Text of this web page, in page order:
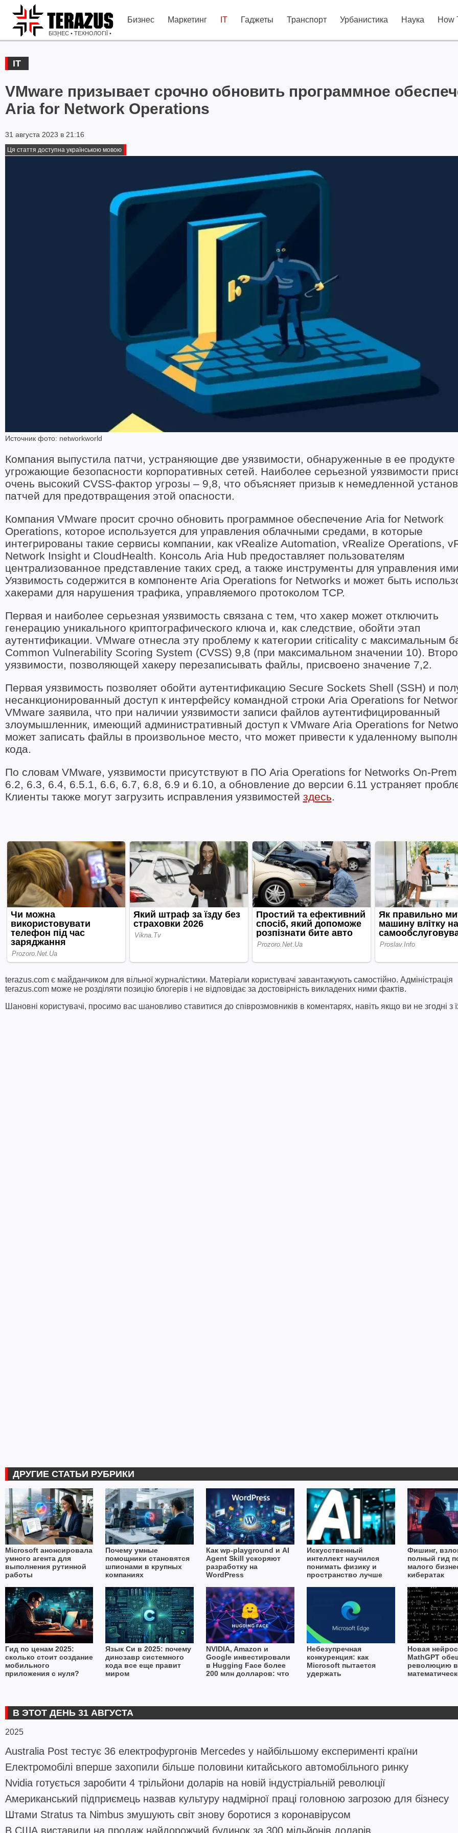
БІЗНЕС • ТЕХНОЛОГІЇ •
ІДЕЇ
Бизнес Маркетинг IT Гаджеты Транспорт Урбанистика Наука How
IT
VMware призывает срочно обновить программное
Aria for Network Operations
31 августа 2023 в 21:16
Ця стаття доступна українською мовою
Источник фото: networkworld
Компания выпустила патчи, устраняющие две уязвимости, обнаруженные в ее продукте
угрожающие безопасности корпоративных сетей. Наиболее серьезной уязвимости
очень высокий CVSS-фактор угрозы – 9,8, что объясняет призыв к немедленной
патчей для предотвращения этой опасности.
Компания VMware просит срочно обновить программное обеспечение Aria for Network
Operations, которое используется для управления облачными средами, в которые
интегрированы такие сервисы компании, как vRealize Automation, vRealize Operations,
Network Insight и CloudHealth. Консоль Aria Hub предоставляет пользователям
централизованное представление таких сред, а также инструменты для управления
Уязвимость содержится в компоненте Aria Operations for Networks и может быть
хакерами для нарушения трафика, управляемого протоколом TCP.
Первая и наиболее серьезная уязвимость связана с тем, что хакер может отключить
генерацию уникального криптографического ключа и, как следствие, обойти этап
аутентификации. VMware отнесла эту проблему к категории criticality с максимальным
Common Vulnerability Scoring System (CVSS) 9,8 (при максимальном значении 10).
уязвимости, позволяющей хакеру перезаписывать файлы, присвоено значение 7,2.
Первая уязвимость позволяет обойти аутентификацию Secure Sockets Shell (SSH) и
несанкционированный доступ к интерфейсу командной строки Aria Operations for
VMware заявила, что при наличии уязвимости записи файлов аутентифицированный
злоумышленник, имеющий административный доступ к VMware Aria Operations for
может записать файлы в произвольное место, что может привести к удаленному
кода.
По словам VMware, уязвимости присутствуют в ПО Aria Operations for Networks On-
6.2, 6.3, 6.4, 6.5.1, 6.6, 6.7, 6.8, 6.9 и 6.10, а обновление до версии 6.11 устраняет
Клиенты также могут загрузить исправления уязвимостей здесь.
terazus.com є майданчиком для вільної журналістики. Матеріали користувачі завантажують самостійно. Адміністрація
terazus.com може не розділяти позицію блогерів і не відповідає за достовірність викладених ними фактів.
Шановні користувачі, просимо вас шановливо ставитися до співрозмовників в коментарях, навіть якщо ви не згодні з
ДРУГИЕ СТАТЬИ РУБРИКИ
Microsoft анонсировала
умного агента для
выполнения рутинной
работы
Почему умные
помощники становятся
шпионами в крупных
компаниях
Как wp-playground и AI
Agent Skill ускоряют
разработку на
WordPress
Искусственный
интеллект научился
понимать физику и
пространство лучше
Фишинг,
полный гид
малого
кибератак
Гид по ценам 2025:
сколько стоит создание
мобильного
приложения с нуля?
Язык Си в 2025: почему
динозавр системного
кода все еще правит
миром
NVIDIA, Amazon и
Google инвестировали
в Hugging Face более
200 млн долларов: что
Небезупречная
конкуренция: как
Microsoft пытается
удержать
Новая
MathGPT
революцию в
В ЭТОТ ДЕНЬ 31 АВГУСТА
2025
Australia Post тестує 36 електрофургонів Mercedes у найбільшому експерименті країни
Електромобілі вперше захопили більше половини китайського автомобільного ринку
Nvidia готується заробити 4 трільйони доларів на новій індустріальній революції
Американський підприємець назвав культуру надмірної праці головною загрозою для бізнесу
Штами Stratus та Nimbus змушують світ знову боротися з коронавірусом
В США виставили на продаж найдорожчий будинок за 300 мільйонів доларів